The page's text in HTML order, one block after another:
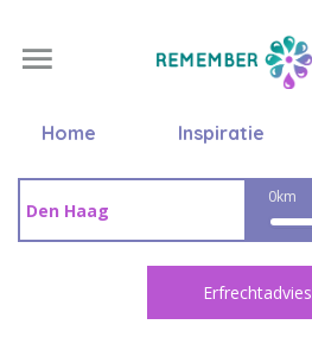
Home Inspiratie
0km
Erfrechtadvies